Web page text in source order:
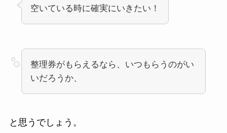
空いている時に確実にいきたい！
整理券がもらえるなら、いつもらうのがい
いだろうか、
と思うでしょう。